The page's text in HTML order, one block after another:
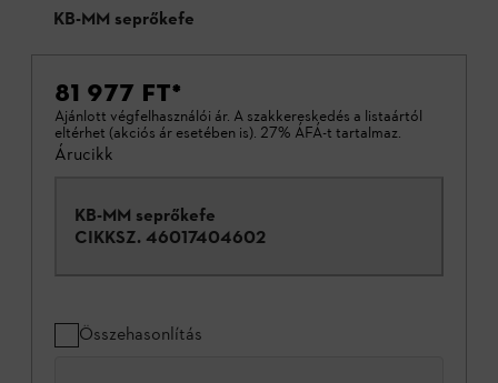
KB-MM seprőkefe
81 977 FT*
Ajánlott végfelhasználói ár. A szakkereskedés a listaártól
eltérhet (akciós ár esetében is). 27% ÁFÁ-t tartalmaz.
Árucikk
KB-MM seprőkefe
CIKKSZ. 46017404602
Összehasonlítás